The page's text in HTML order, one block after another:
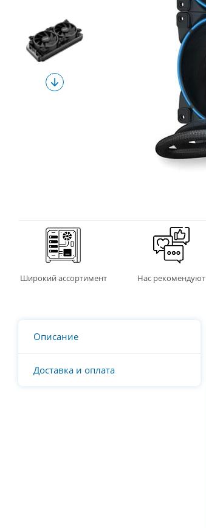
Широкий ассортимент Нас рекомендуют
Описание
Доставка и оплата